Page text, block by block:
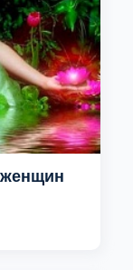
женщин